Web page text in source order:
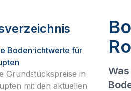
Bodenrichtwerte für
Grundstückspreise in
mit den aktuellen